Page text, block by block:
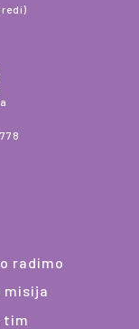
radimo
misija
tim